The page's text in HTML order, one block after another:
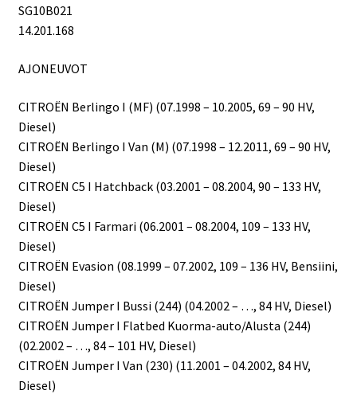
SG10B021
14.201.168
AJONEUVOT
CITROËN Berlingo I (MF) (07.1998 – 10.2005, 69 – 90 HV,
Diesel)
CITROËN Berlingo I Van (M) (07.1998 – 12.2011, 69 – 90 HV,
Diesel)
CITROËN C5 I Hatchback (03.2001 – 08.2004, 90 – 133 HV,
Diesel)
CITROËN C5 I Farmari (06.2001 – 08.2004, 109 – 133 HV,
Diesel)
CITROËN Evasion (08.1999 – 07.2002, 109 – 136 HV, Bensiini,
Diesel)
CITROËN Jumper I Bussi (244) (04.2002 – …, 84 HV, Diesel)
CITROËN Jumper I Flatbed Kuorma-auto/Alusta (244)
(02.2002 – …, 84 – 101 HV, Diesel)
CITROËN Jumper I Van (230) (11.2001 – 04.2002, 84 HV,
Diesel)